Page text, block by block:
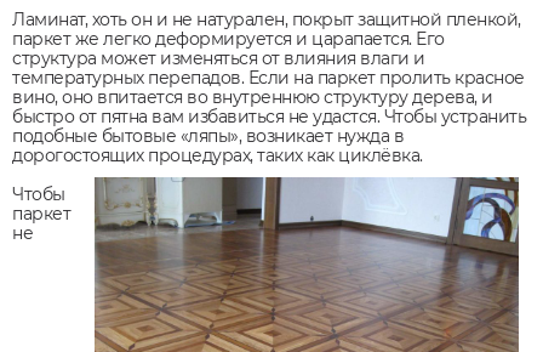
Ламинат, хоть он и не натурален, покрыт защитной пленкой,
паркет же легко деформируется и царапается. Его
структура может изменяться от влияния влаги и
температурных перепадов. Если на паркет пролить красное
вино, оно впитается во внутреннюю структуру дерева, и
быстро от пятна вам избавиться не удастся. Чтобы устранить
подобные бытовые «ляпы», возникает нужда в
дорогостоящих процедурах, таких как циклёвка.
Чтобы
паркет
не